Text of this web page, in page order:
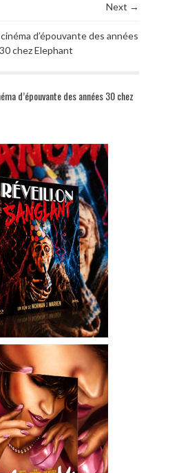
Next →
d’épouvante des années
30 chez Elephant
d’épouvante des années 30 chez